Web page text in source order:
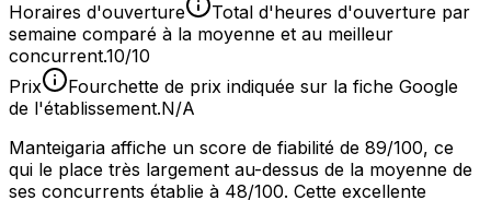
Horaires d'ouverture
Total d'heures d'ouverture par
semaine comparé à la moyenne et au meilleur
concurrent.10/10
Prix
Fourchette de prix indiquée sur la fiche Google
de l'établissement.N/A
Manteigaria affiche un score de fiabilité de 89/100, ce
qui le place très largement au-dessus de la moyenne de
ses concurrents établie à 48/100. Cette excellente